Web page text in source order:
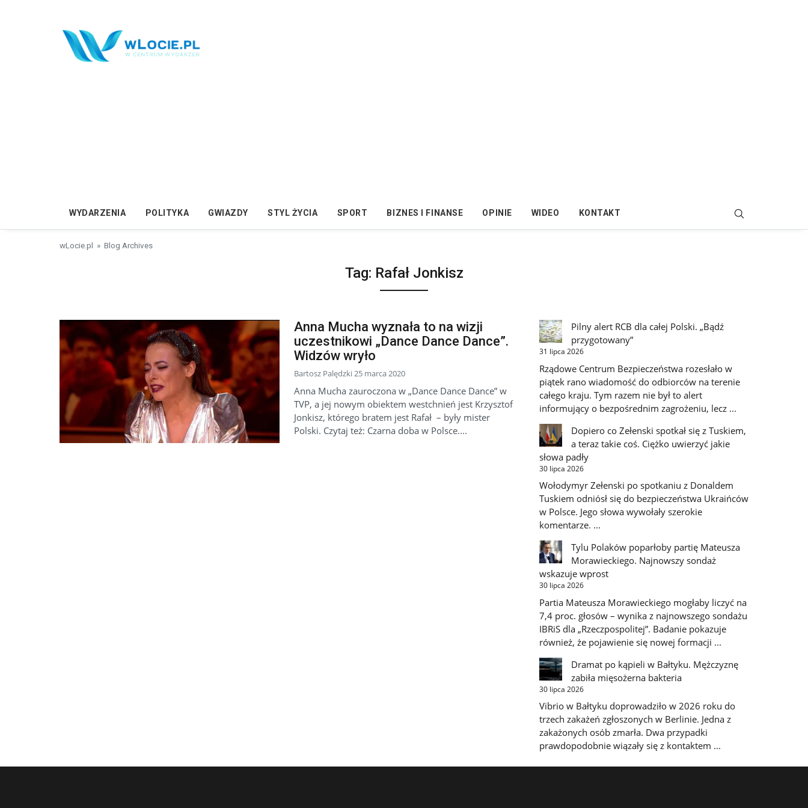
WYDARZENIA POLITYKA GWIAZDY STYL ŻYCIA SPORT BIZNES I FINANSE OPINIE WIDEO KONTAKT
wLocie.pl » Blog Archives
Tag: Rafał Jonkisz
Anna Mucha wyznała to na wizji
uczestnikowi „Dance Dance Dance”.
Widzów wryło
Bartosz Palędzki 25 marca 2020
Anna Mucha zauroczona w „Dance Dance Dance” w
TVP, a jej nowym obiektem westchnień jest Krzysztof
Jonkisz, którego bratem jest Rafał – były mister
Polski. Czytaj też: Czarna doba w Polsce....
Pilny alert RCB dla całej Polski. „Bądź
przygotowany”
31 lipca 2026
Rządowe Centrum Bezpieczeństwa rozesłało w
piątek rano wiadomość do odbiorców na terenie
całego kraju. Tym razem nie był to alert
informujący o bezpośrednim zagrożeniu, lecz ...
Dopiero co Zełenski spotkał się z Tuskiem,
a teraz takie coś. Ciężko uwierzyć jakie
słowa padły
30 lipca 2026
Wołodymyr Zełenski po spotkaniu z Donaldem
Tuskiem odniósł się do bezpieczeństwa Ukraińców
w Polsce. Jego słowa wywołały szerokie
komentarze. ...
Tylu Polaków poparłoby partię Mateusza
Morawieckiego. Najnowszy sondaż
wskazuje wprost
30 lipca 2026
Partia Mateusza Morawieckiego mogłaby liczyć na
7,4 proc. głosów – wynika z najnowszego sondażu
IBRiS dla „Rzeczpospolitej”. Badanie pokazuje
również, że pojawienie się nowej formacji ...
Dramat po kąpieli w Bałtyku. Mężczyznę
zabiła mięsożerna bakteria
30 lipca 2026
Vibrio w Bałtyku doprowadziło w 2026 roku do
trzech zakażeń zgłoszonych w Berlinie. Jedna z
zakażonych osób zmarła. Dwa przypadki
prawdopodobnie wiązały się z kontaktem ...